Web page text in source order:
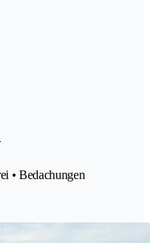
• Bedachungen